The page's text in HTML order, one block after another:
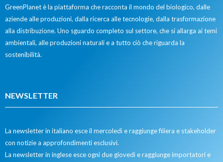
GreenPlanet è la piattaforma che racconta il mondo del biologico, dalle
aziende alle produzioni, dalla ricerca alle tecnologie, dalla trasformazione
alla distribuzione. Uno sguardo completo sul settore, che si allarga ai temi
ambientali, alle produzioni naturali e a tutto ciò che riguarda la
sostenibilità.
NEWSLETTER
La newsletter in italiano esce il mercoledì e raggiunge filiera e stakeholder
con notizie a approfondimenti esclusivi.
La newsletter in inglese esce ogni due giovedì e raggiunge importatori e